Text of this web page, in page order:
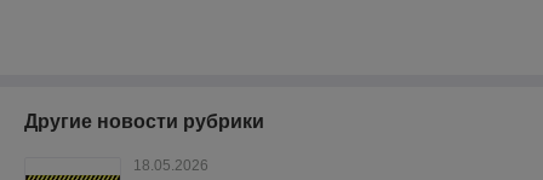
Другие новости рубрики
18.05.2026